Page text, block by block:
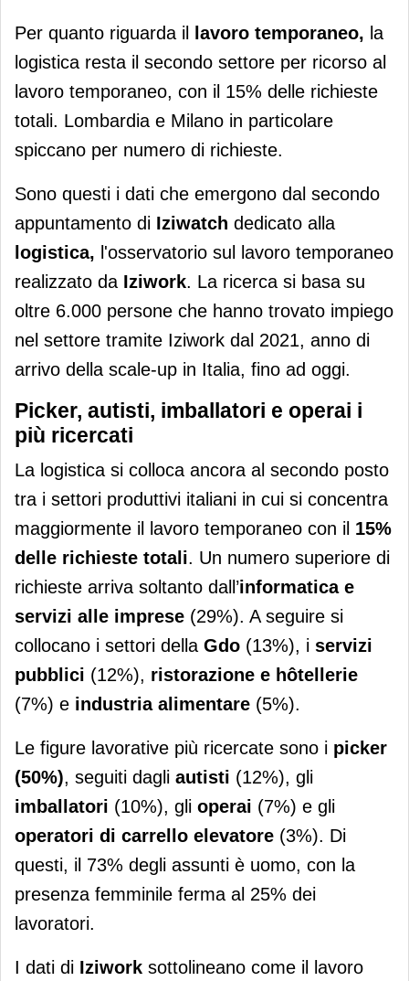
Per quanto riguarda il lavoro temporaneo, la
logistica resta il secondo settore per ricorso al
lavoro temporaneo, con il 15% delle richieste
totali. Lombardia e Milano in particolare
spiccano per numero di richieste.
Sono questi i dati che emergono dal secondo
appuntamento di Iziwatch dedicato alla
logistica, l'osservatorio sul lavoro temporaneo
realizzato da Iziwork. La ricerca si basa su
oltre 6.000 persone che hanno trovato impiego
nel settore tramite Iziwork dal 2021, anno di
arrivo della scale-up in Italia, fino ad oggi.
Picker, autisti, imballatori e operai i
più ricercati
La logistica si colloca ancora al secondo posto
tra i settori produttivi italiani in cui si concentra
maggiormente il lavoro temporaneo con il 15%
delle richieste totali. Un numero superiore di
richieste arriva soltanto dall’informatica e
servizi alle imprese (29%). A seguire si
collocano i settori della Gdo (13%), i servizi
pubblici (12%), ristorazione e hôtellerie
(7%) e industria alimentare (5%).
Le figure lavorative più ricercate sono i picker
(50%), seguiti dagli autisti (12%), gli
imballatori (10%), gli operai (7%) e gli
operatori di carrello elevatore (3%). Di
questi, il 73% degli assunti è uomo, con la
presenza femminile ferma al 25% dei
lavoratori.
I dati di Iziwork sottolineano come il lavoro